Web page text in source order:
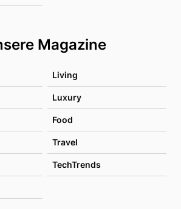
Magazine
Living
Luxury
Food
Travel
TechTrends